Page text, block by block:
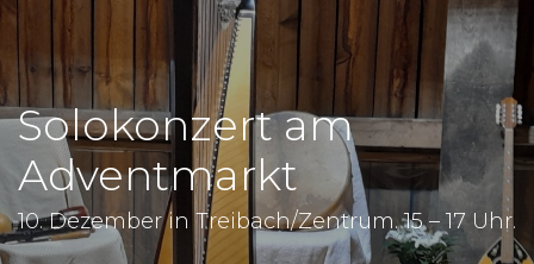
Solokonzert am
Adventmarkt
10. Dezember in Treibach/Zentrum. 15 – 17 Uhr.